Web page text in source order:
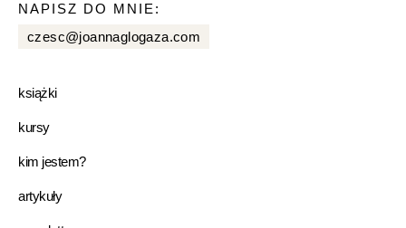
NAPISZ DO MNIE:
czesc@joannaglogaza.com
książki
kursy
kim jestem?
artykuły